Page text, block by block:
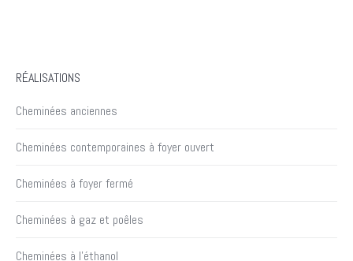
RÉALISATIONS
Cheminées anciennes
Cheminées contemporaines à foyer ouvert
Cheminées à foyer fermé
Cheminées à gaz et poêles
Cheminées à l’éthanol